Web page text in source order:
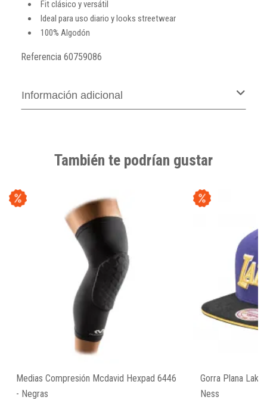
Fit clásico y versátil
Ideal para uso diario y looks streetwear
100% Algodón
Referencia 60759086
Información adicional
También te podrían gustar
Medias Compresión Mcdavid Hexpad 6446
- Negras
Gorra Plana
Ness